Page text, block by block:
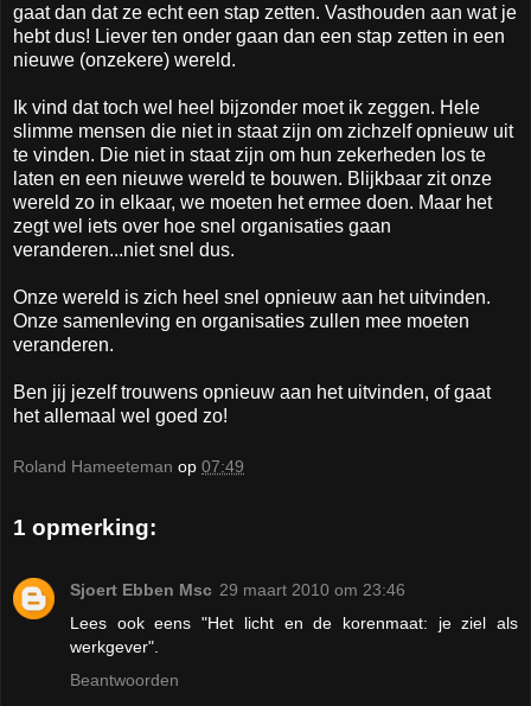
gaat dan dat ze echt een stap zetten. Vasthouden aan wat je
hebt dus! Liever ten onder gaan dan een stap zetten in een
nieuwe (onzekere) wereld.
Ik vind dat toch wel heel bijzonder moet ik zeggen. Hele
slimme mensen die niet in staat zijn om zichzelf opnieuw uit
te vinden. Die niet in staat zijn om hun zekerheden los te
laten en een nieuwe wereld te bouwen. Blijkbaar zit onze
wereld zo in elkaar, we moeten het ermee doen. Maar het
zegt wel iets over hoe snel organisaties gaan
veranderen...niet snel dus.
Onze wereld is zich heel snel opnieuw aan het uitvinden.
Onze samenleving en organisaties zullen mee moeten
veranderen.
Ben jij jezelf trouwens opnieuw aan het uitvinden, of gaat
het allemaal wel goed zo!
Roland Hameeteman op 07:49
1 opmerking:
Sjoert Ebben Msc 29 maart 2010 om 23:46
Lees ook eens "Het licht en de korenmaat: je ziel als
werkgever".
Beantwoorden